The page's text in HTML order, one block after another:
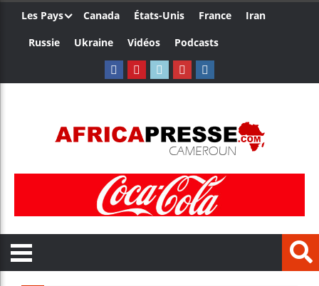
Les Pays Canada États-Unis France
Iran
Russie
Ukraine Vidéos Podcasts